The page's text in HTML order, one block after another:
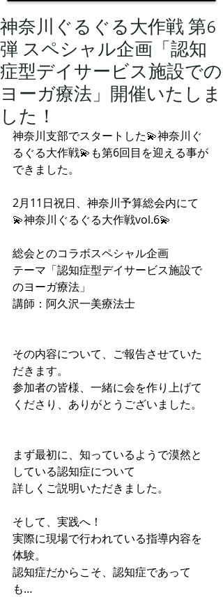
神奈川ぐるぐる大作戦 第6
弾 スペシャル企画「認知
症型デイサービス施設での
ヨーガ療法」開催いたしま
した！
神奈川支部でスタートした💫神奈川ぐ
るぐる大作戦💫も第6回目を迎える事が
できました。
2月11日祝日、神奈川予算総会内にて
💫神奈川ぐるぐる大作戦vol.6💫
総会とのコラボスペシャル企画
テーマ「認知症型デイサービス施設で
のヨーガ療法」
講師：阿久沢一美療法士
その内容について、ご報告させていた
だきます。
参加者の皆様、一緒に会を作り上げて
くださり、ありがとうございました。
まず最初に、知っているようで漠然と
している認知症について
詳しくご説明いただきました。
そして、実践へ！
実際に現場で行われている指導内容を
体験。
認知症だからこそ、認知症であって
も…